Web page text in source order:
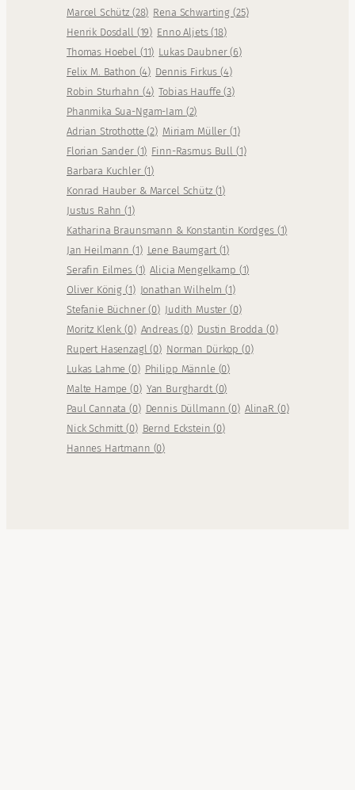
Marcel Schütz (28) Rena Schwarting (25)
Henrik Dosdall (19) Enno Aljets(18)
Thomas Hoebel (11) Lukas Daubner(6)
Felix M. Bathon (4) Dennis Firkus(4)
Robin Sturhahn (4) Tobias Hauffe(3)
Phanmika Sua-Ngam-Iam (2)
Adrian Strothotte(2) Miriam Müller (1)
Florian Sander (1) Finn-Rasmus Bull (1)
Barbara Kuchler (1)
Konrad Hauber & Marcel Schütz (1)
Justus Rahn(1)
Katharina Braunsmann & Konstantin Kordges (1)
Jan Heilmann(1) Lene Baumgart (1)
Serafin Eilmes (1) Alicia Mengelkamp (1)
Oliver König(1) Jonathan Wilhelm(1)
Stefanie Büchner(0) Judith Muster (0)
Moritz Klenk(0) Andreas(0) Dustin Brodda (0)
Rupert Hasenzagl(0) Norman Dürkop (0)
Lukas Lahme(0) Philipp Männle (0)
Malte Hampe(0) Yan Burghardt (0)
Paul Cannata(0) Dennis Düllmann(0) AlinaR (0)
Nick Schmitt(0) Bernd Eckstein(0)
Hannes Hartmann (0)